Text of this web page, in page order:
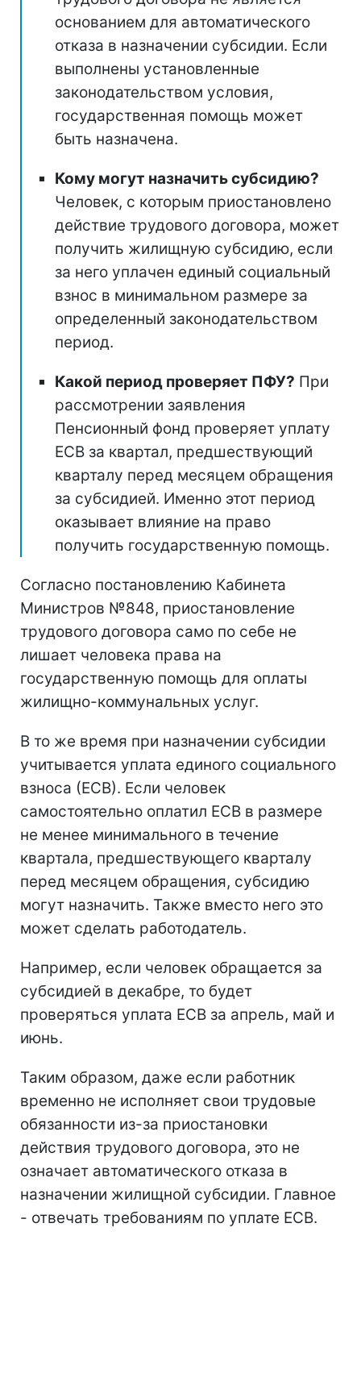
основанием для автоматического
отказа в назначении субсидии. Если
выполнены установленные
законодательством условия,
государственная помощь может
быть назначена.
Кому могут назначить субсидию?
Человек, с которым приостановлено
действие трудового договора, может
получить жилищную субсидию, если
за него уплачен единый социальный
взнос в минимальном размере за
определенный законодательством
период.
Какой период проверяет ПФУ? При
рассмотрении заявления
Пенсионный фонд проверяет уплату
ЕСВ за квартал, предшествующий
кварталу перед месяцем обращения
за субсидией. Именно этот период
оказывает влияние на право
получить государственную помощь.
Согласно постановлению Кабинета
Министров №848, приостановление
трудового договора само по себе не
лишает человека права на
государственную помощь для оплаты
жилищно-коммунальных услуг.
В то же время при назначении субсидии
учитывается уплата единого социального
взноса (ЕСВ). Если человек
самостоятельно оплатил ЕСВ в размере
не менее минимального в течение
квартала, предшествующего кварталу
перед месяцем обращения, субсидию
могут назначить. Также вместо него это
может сделать работодатель.
Например, если человек обращается за
субсидией в декабре, то будет
проверяться уплата ЕСВ за апрель, май и
июнь.
Таким образом, даже если работник
временно не исполняет свои трудовые
обязанности из-за приостановки
действия трудового договора, это не
означает автоматического отказа в
назначении жилищной субсидии. Главное
- отвечать требованиям по уплате ЕСВ.